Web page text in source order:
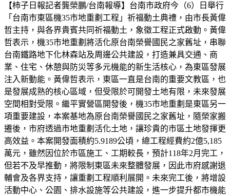
【柿子日報記者龔榮鵬/台南報導】台南市政府今（6）日舉行
「台南市東區機35市地重劃工程」祈福動土典禮，由市長黃偉
哲主持，與各界貴賓共同祈福動土，象徵工程正式啟動。黃偉
哲表示，機35市地重劃將活化原台南榮譽國民之家舊址，串聯
台南鐵路地下化林森站及周邊公共建設，打造兼具交通、商
業、住宅、休憩與防災等多元機能的新生活核心，為東區發展
注入新動能。黃偉哲表示，東區一直是台南的重要文教區，也
是發展成熟的核心區域，但受限於可開發土地有限，未來發展
空間相對受限。繼平實營區開發後，機35市地重劃是東區另一
項重要建設，本案基地為原台南榮譽國民之家舊址，隨榮家搬
遷後，市府透過市地重劃活化土地，讓珍貴的市區土地發揮更
高效益。本案開發面積約5.9189公頃，總工程經費約2億5,185
萬元，雖然因位於市區施工、工期較長，預計118年2月完工，
但若不及早推動，將限制東區未來整體發展，因此市府感謝退
輔會及各界支持，讓重劃工程順利展開。未來完工後，將增設
活動中心、公園、排水設施等公共建設，進一步提升都市機能